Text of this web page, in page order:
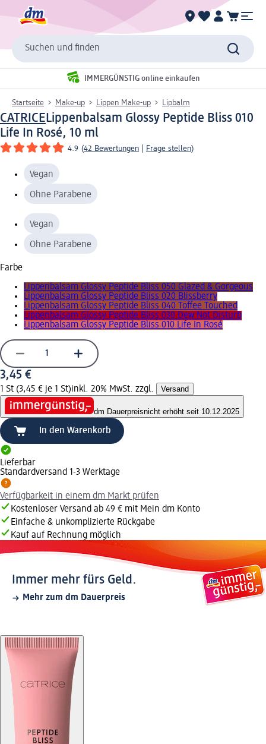
Suchen und finden
IMMERGÜNSTIG online einkaufen
Startseite Make-up Lippen Make-up Lipbalm
CATRICELippenbalsam Glossy Peptide Bliss 010
Life In Rosé, 10 ml
4.9 (42 Bewertungen Frage stellen)
Vegan
Ohne Parabene
Vegan
Ohne Parabene
Farbe
Lippenbalsam Glossy Peptide Bliss 050 Glazed & Gorgeous
Lippenbalsam Glossy Peptide Bliss 020 Blissberry
Lippenbalsam Glossy Peptide Bliss 040 Toffee Touched
Lippenbalsam Glossy Peptide Bliss 030 Dew Not Disturb
Lippenbalsam Glossy Peptide Bliss 010 Life In Rosé
3,45 €
1 St (3,45 € je 1 St)inkl. 20% MwSt. zzgl. Versand
dm Dauerpreisnicht erhöht seit 10.12.2025
In den Warenkorb
Lieferbar
Standardversand 1-3 Werktage
Verfügbarkeit in einem dm Markt prüfen
Kostenloser Versand ab 49 € mit Mein dm Konto
Einfache & unkomplizierte Rückgabe
Kauf auf Rechnung möglich
Immer mehr fürs Geld.
Mehr zum dm Dauerpreis